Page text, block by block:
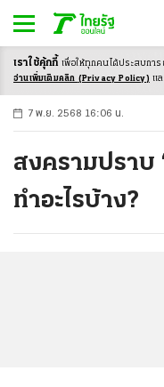
-ก ก ก+
7 พ.ย. 2568 16:06 น.
สงครามปราบ
ทำอะไรบ้าง?
เราใช้คุ้กกี้ เพื่อให้ทุกคนได้ประสบกา
อ่านเพิ่มเติมคลิก (Privacy Policy) แล